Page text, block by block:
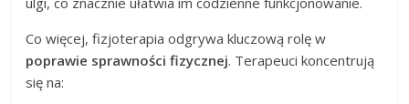
Co więcej, fizjoterapia odgrywa kluczową rolę w
poprawie sprawności fizycznej. Terapeuci koncentrują
się na: